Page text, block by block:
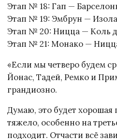
Этап № 18: Гап —
Этап № 19: Эмбрун —
Этап № 20: Ницца — Коль
Этап № 21: Монако —
«Если мы четверо будем
Йонас, Тадей, Ремко и
грандиозно.
Думаю, это будет хорошая
тяжело, особенно на
подходит. Отчасти всё